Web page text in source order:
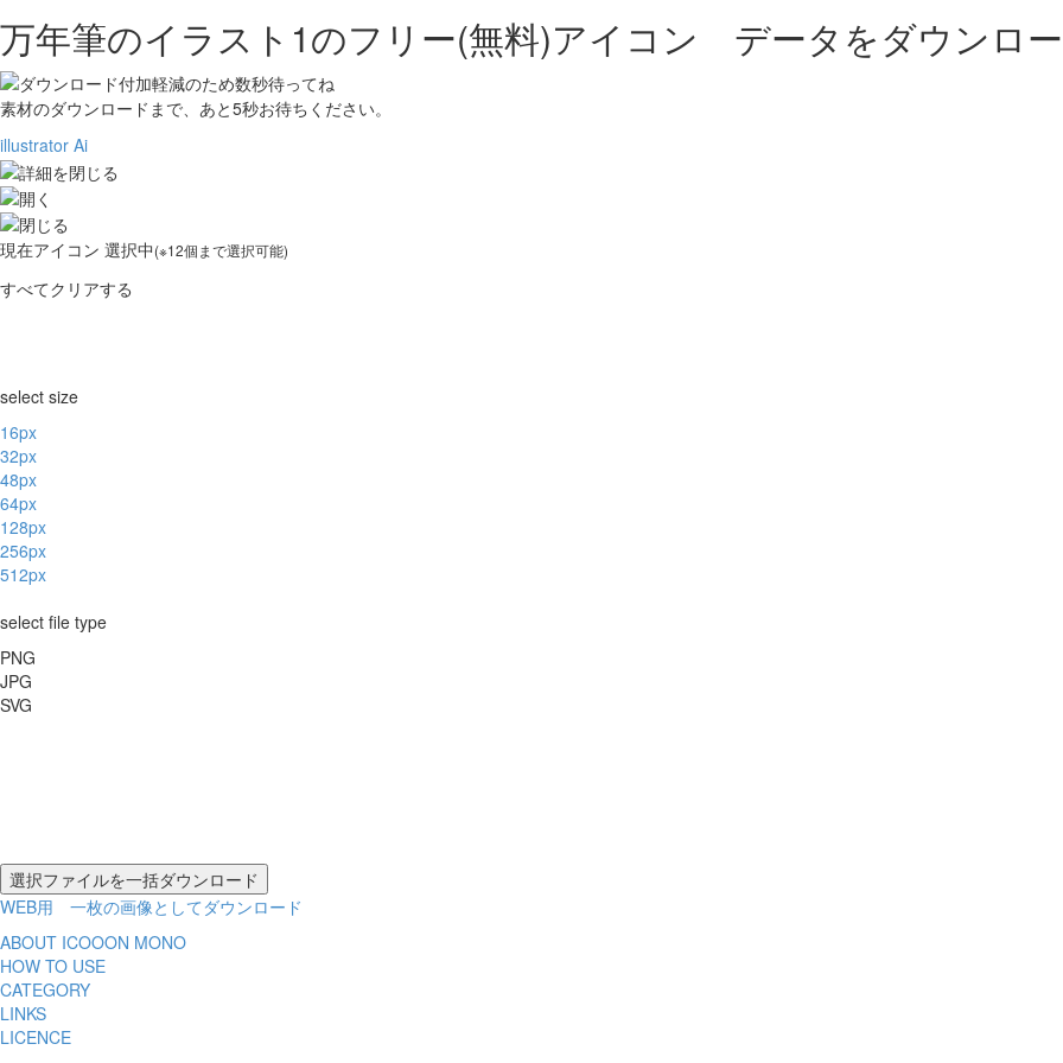
万年筆のイラスト1のフリー(無料)アイコン データをダウンロ
素材のダウンロードまで、あと5秒お待ちください。
illustrator Ai
現在アイコン 選択中(※12個まで選択可能)
すべてクリアする
select size
16px
32px
48px
64px
128px
256px
512px
select file type
PNG
JPG
SVG
WEB用 一枚の画像としてダウンロード
ABOUT ICOOON MONO
HOW TO USE
CATEGORY
LINKS
LICENCE